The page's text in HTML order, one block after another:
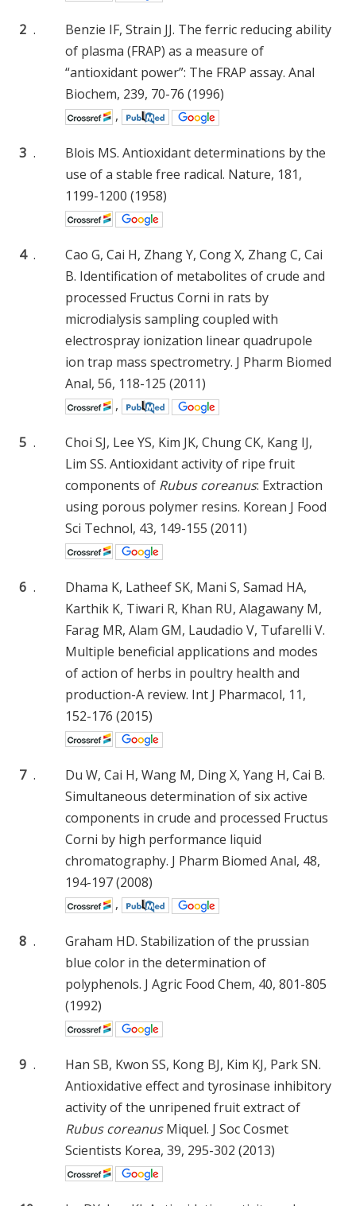
2 .
Benzie IF, Strain JJ. The ferric reducing ability
of plasma (FRAP) as a measure of
“antioxidant power”: The FRAP assay. Anal
Biochem, 239, 70-76 (1996)
,
3 .
Blois MS. Antioxidant determinations by the
use of a stable free radical. Nature, 181,
1199-1200 (1958)
4 .
Cao G, Cai H, Zhang Y, Cong X, Zhang C, Cai
B. Identification of metabolites of crude and
processed Fructus Corni in rats by
microdialysis sampling coupled with
electrospray ionization linear quadrupole
ion trap mass spectrometry. J Pharm Biomed
Anal, 56, 118-125 (2011)
,
5 .
Choi SJ, Lee YS, Kim JK, Chung CK, Kang IJ,
Lim SS. Antioxidant activity of ripe fruit
components of Rubus coreanus: Extraction
using porous polymer resins. Korean J Food
Sci Technol, 43, 149-155 (2011)
6 .
Dhama K, Latheef SK, Mani S, Samad HA,
Karthik K, Tiwari R, Khan RU, Alagawany M,
Farag MR, Alam GM, Laudadio V, Tufarelli V.
Multiple beneficial applications and modes
of action of herbs in poultry health and
production-A review. Int J Pharmacol, 11,
152-176 (2015)
7 .
Du W, Cai H, Wang M, Ding X, Yang H, Cai B.
Simultaneous determination of six active
components in crude and processed Fructus
Corni by high performance liquid
chromatography. J Pharm Biomed Anal, 48,
194-197 (2008)
,
8 .
Graham HD. Stabilization of the prussian
blue color in the determination of
polyphenols. J Agric Food Chem, 40, 801-805
(1992)
9 .
Han SB, Kwon SS, Kong BJ, Kim KJ, Park SN.
Antioxidative effect and tyrosinase inhibitory
activity of the unripened fruit extract of
Rubus coreanusMiquel. J Soc Cosmet
Scientists Korea, 39, 295-302 (2013)